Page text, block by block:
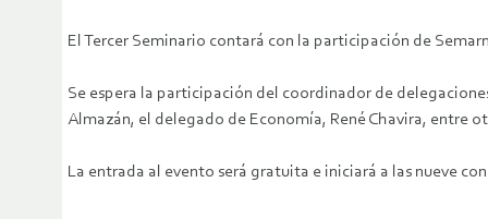
El Tercer Seminario contará con la participación de
Se espera la participación del coordinador de
Almazán, el delegado de Economía, René Chavira, entre
La entrada al evento será gratuita e iniciará a las nueve